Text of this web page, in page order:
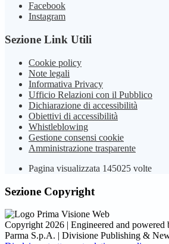
Facebook
Instagram
Sezione Link Utili
Cookie policy
Note legali
Informativa Privacy
Ufficio Relazioni con il Pubblico
Dichiarazione di accessibilità
Obiettivi di accessibilità
Whistleblowing
Gestione consensi cookie
Amministrazione trasparente
Pagina visualizzata 145025 volte
Sezione Copyright
Copyright 2026 | Engineered and powered
Parma S.p.A. | Divisione Publishing &